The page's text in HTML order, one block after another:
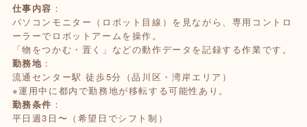
仕事内容 ：
パソコンモニター（ロボット目線）を見ながら、専用コントロ
ーラーでロボットアームを操作。
「物をつかむ・置く」などの動作データを記録する作業です。
勤務地 ：
流通センター駅 徒歩5分（品川区・湾岸エリア）
※運用中に都内で勤務地が移転する可能性あり。
勤務条件 ：
平日週3日〜（希望日でシフト制）